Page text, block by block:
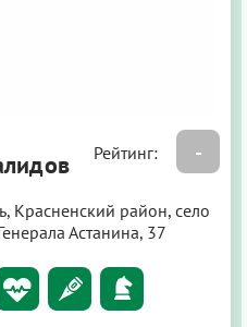
Рейтинг: -
Красненский район, село
Астанина, 37